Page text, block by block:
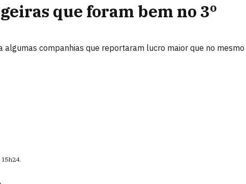
que foram bem no 3º
algumas companhias que reportaram lucro maior que no mesmo
15h24.